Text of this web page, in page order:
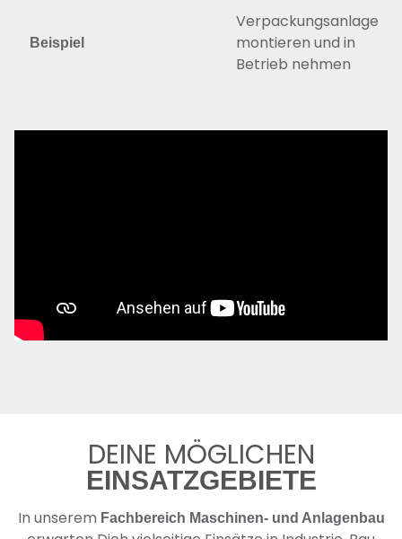
Beispiel
Verpackungsanlage
montieren und in
Betrieb nehmen
DEINE MÖGLICHEN
EINSATZGEBIETE
In unserem Fachbereich Maschinen- und Anlagenbau